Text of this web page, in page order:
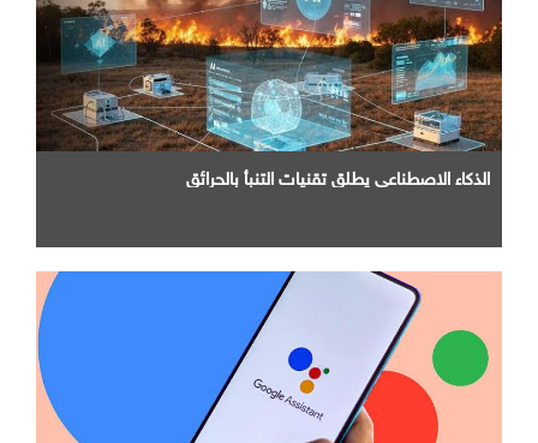
الذكاء الاصطناعي يطلق تقنيات التنبأ بالحرائق